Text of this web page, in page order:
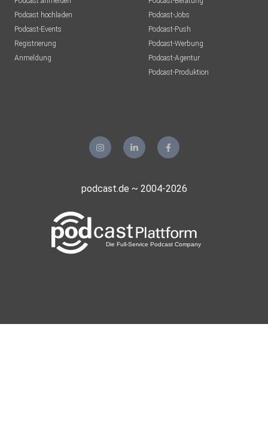
Podcast hochladen
Podcast-Events
Registrierung
Anmeldung
Podcast-Jobs
Podcast-Push
Podcast-Werbung
Podcast-Agentur
Podcast-Produktion
podcast.de ~ 2004-2026